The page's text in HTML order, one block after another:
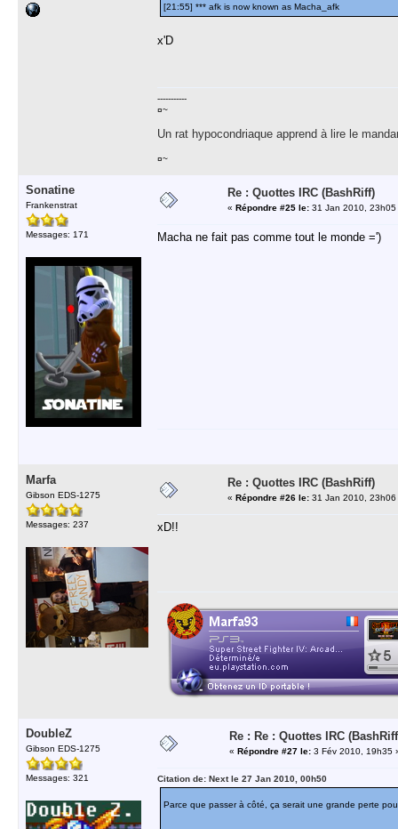
[21:55] *** afk is now known as Macha_afk
x'D
-----------
¤~
Un rat hypocondriaque apprend à lire le
¤~
Sonatine
Frankenstrat
Messages: 171
Re : Quottes IRC (BashRiff)
« Répondre #25 le: 31 Jan 2010, 23h05
Macha ne fait pas comme tout le monde =')
Marfa
Gibson EDS-1275
Messages: 237
Re : Quottes IRC (BashRiff)
« Répondre #26 le: 31 Jan 2010, 23h06
xD!!
DoubleZ
Gibson EDS-1275
Messages: 321
Re : Re : Quottes IRC
« Répondre #27 le: 3 Fév 2010, 19h35
Citation de: Next le 27 Jan 2010, 00h50
Parce que passer à côté, ça serait une grande perte